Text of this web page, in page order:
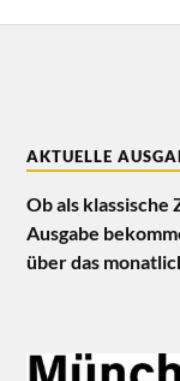
AKTUELLE
Ob als
Ausgabe
über das